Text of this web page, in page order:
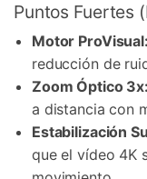
Puntos Fuertes
Motor ProVisual:
reducción de
Zoom Óptico 3x:
a distancia con
Estabilización
que el vídeo 4K